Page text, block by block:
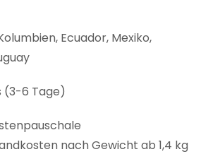
Ecuador, Mexiko,
(3-6 Tage)
nach Gewicht ab 1,4 kg